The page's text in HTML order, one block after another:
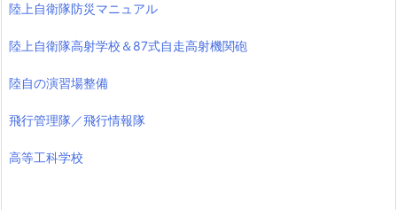
陸上自衛隊防災マニュアル
陸上自衛隊高射学校＆87式自走高射機関砲
陸自の演習場整備
飛行管理隊／飛行情報隊
高等工科学校